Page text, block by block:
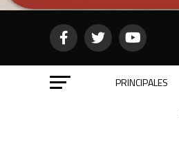
PRINCIPALES